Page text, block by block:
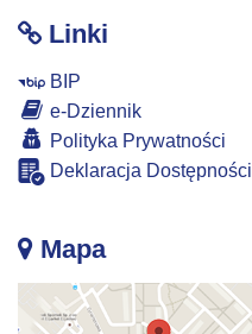
Linki
BIP
e-Dziennik
Polityka Prywatności
Deklaracja Dostępności
Mapa